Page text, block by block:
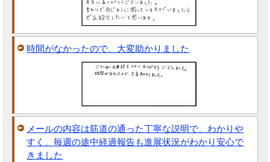
時間がなかったので、大変助かりました
メールの内容は筋道の通った丁寧な説明で、わかりや
すく、毎週の途中経過報告も進展状況がわかり安心で
きました